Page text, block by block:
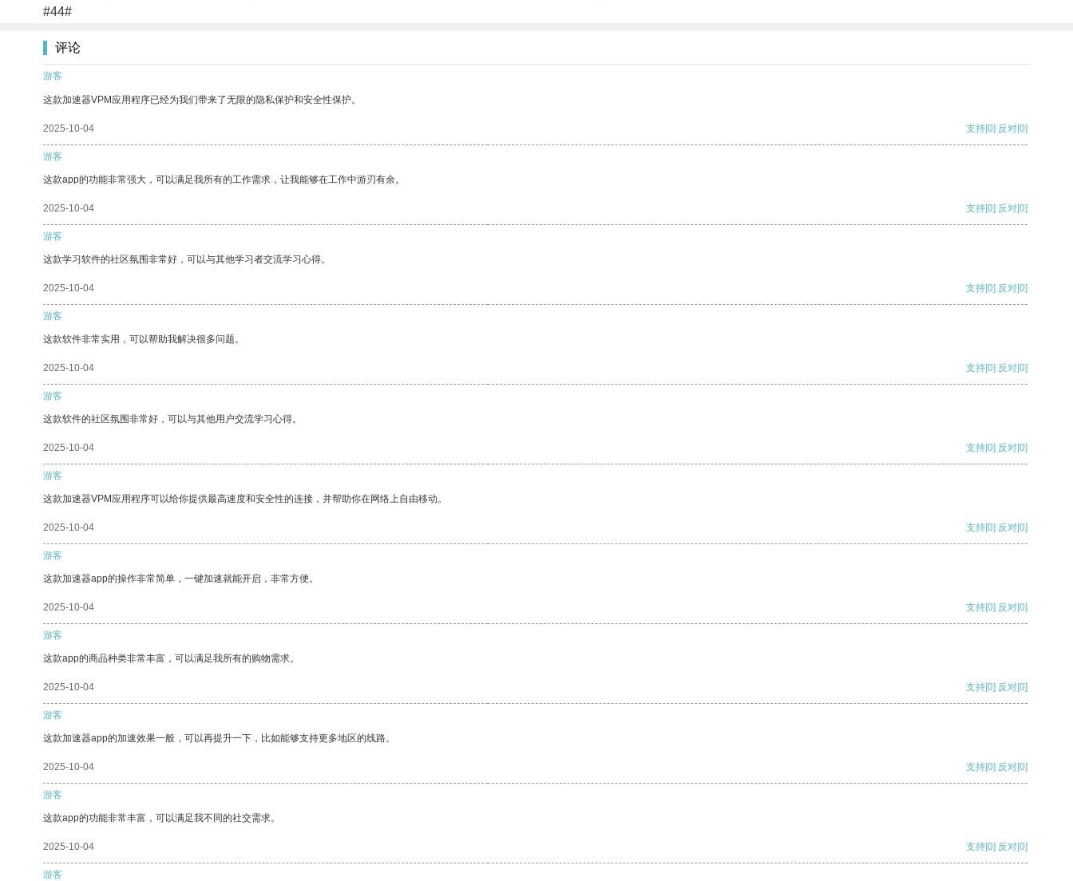
#44#
评论
游客
这款加速器VPM应用程序已经为我们带来了无限的隐私保护和安全性保护。
2025-10-04 支持[0] 反对[0]
游客
这款app的功能非常强大，可以满足我所有的工作需求，让我能够在工作中游刃有余。
2025-10-04 支持[0] 反对[0]
游客
这款学习软件的社区氛围非常好，可以与其他学习者交流学习心得。
2025-10-04 支持[0] 反对[0]
游客
这款软件非常实用，可以帮助我解决很多问题。
2025-10-04 支持[0] 反对[0]
游客
这款软件的社区氛围非常好，可以与其他用户交流学习心得。
2025-10-04 支持[0] 反对[0]
游客
这款加速器VPM应用程序可以给你提供最高速度和安全性的连接，并帮助你在网络上自由移动。
2025-10-04 支持[0] 反对[0]
游客
这款加速器app的操作非常简单，一键加速就能开启，非常方便。
2025-10-04 支持[0] 反对[0]
游客
这款app的商品种类非常丰富，可以满足我所有的购物需求。
2025-10-04 支持[0] 反对[0]
游客
这款加速器app的加速效果一般，可以再提升一下，比如能够支持更多地区的线路。
2025-10-04 支持[0] 反对[0]
游客
这款app的功能非常丰富，可以满足我不同的社交需求。
2025-10-04 支持[0] 反对[0]
游客